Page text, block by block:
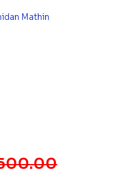
Mathin